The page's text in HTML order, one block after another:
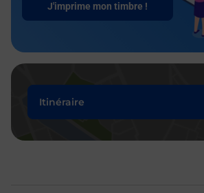
J'imprime mon timbre !
Itinéraire